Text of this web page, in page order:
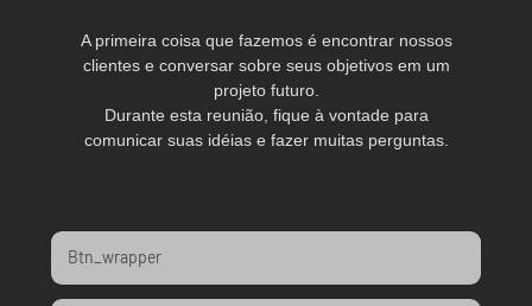
A primeira coisa que fazemos é encontrar nossos
clientes e conversar sobre seus objetivos em um
projeto futuro.
Durante esta reunião, fique à vontade para
comunicar suas idéias e fazer muitas perguntas.
Btn_wrapper